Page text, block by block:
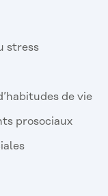
stress
de vie
prosociaux